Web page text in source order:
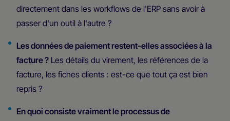
directement dans les workflows de l'ERP sans avoir à
passer d'un outil à l'autre ?
Les données de paiement restent-elles associées à la
facture ? Les détails du virement, les références de la
facture, les fiches clients : est-ce que tout ça est bien
repris ?
En quoi consiste vraiment le processus de